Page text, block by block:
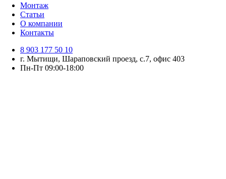
Монтаж
Статьи
О компании
Контакты
8 903 177 50 10
г. Мытищи, Шараповский проезд, с.7, офис 403
Пн-Пт 09:00-18:00